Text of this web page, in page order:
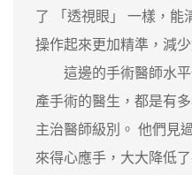
了 「透視眼」 一樣，能
操作起來更加精準，減
這邊的手術醫師水平
產手術的醫生，都是有
主治醫師級別。 他們見
來得心應手，大大降低